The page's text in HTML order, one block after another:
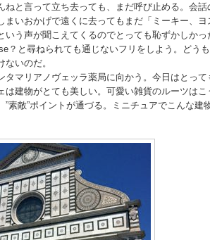
ねと言って立ち去っても、まだ呼び止める。会
まいおかげで遠くに去ってもまだ「ミーキー、
いう声が聞こえてくるのでとっても恥ずかしかっ
？と尋ねられても通じないフリをしよう。どう
ないのだ。
タマリアノヴェッラ薬局に向かう。今日はとっ
は建物がとても美しい。可愛い雑貨のルーツは
”素敵”ポイントが通づる。ミニチュアでこんな建